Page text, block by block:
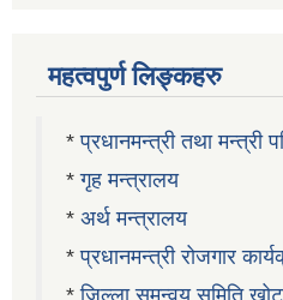
महत्वपुर्ण लिङ्कहरु
*प्रधानमन्त्री तथा मन्त्री
*गृह मन्त्रालय
* अर्थ मन्त्रालय
*प्रधानमन्त्री रोजगार
*जिल्ला समन्वय समिति